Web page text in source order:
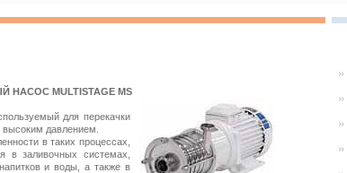
MULTISTAGE MS
для перекачки
давлением.
в таких процессах,
в заливочных системах,
и воды, а также в